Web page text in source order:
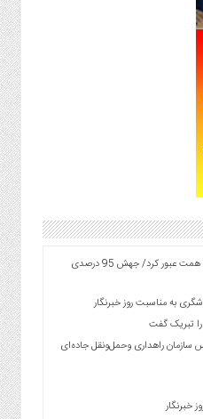
درآمدهای عملیاتی بانك ملت از 160 همت عبور كرد/ جهش 95 درصدی
به مناسبت روز خبرنگار
را تبریک گفت
سازمان راهداری وحمل‌ونقل جاده‌ای
خبرنگار